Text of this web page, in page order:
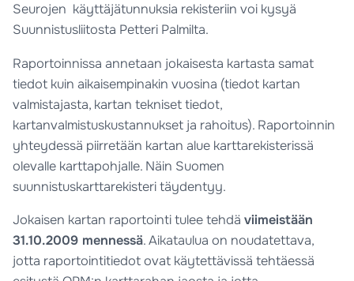
Seurojen käyttäjätunnuksia rekisteriin voi kysyä
Suunnistusliitosta Petteri Palmilta.
Raportoinnissa annetaan jokaisesta kartasta samat
tiedot kuin aikaisempinakin vuosina (tiedot kartan
valmistajasta, kartan tekniset tiedot,
kartanvalmistuskustannukset ja rahoitus). Raportoinnin
yhteydessä piirretään kartan alue karttarekisterissä
olevalle karttapohjalle. Näin Suomen
suunnistuskarttarekisteri täydentyy.
Jokaisen kartan raportointi tulee tehdäviimeistään
31.10.2009 mennessä. Aikataulua on noudatettava,
jotta raportointitiedot ovat käytettävissä tehtäessä